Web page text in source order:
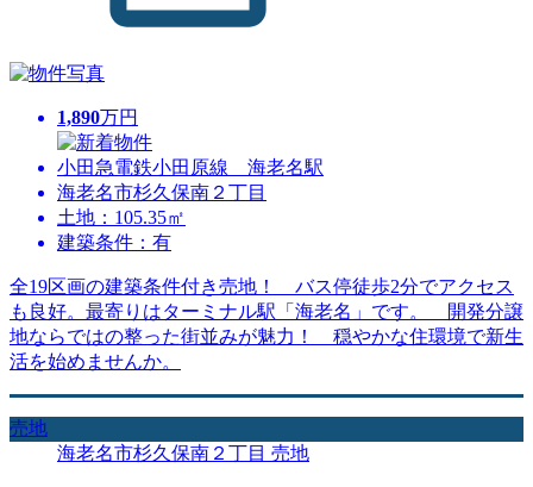
1,890万円
小田急電鉄小田原線 海老名駅
海老名市杉久保南２丁目
土地：105.35㎡
建築条件：有
全19区画の建築条件付き売地！ バス停徒歩2分でアクセス
も良好。最寄りはターミナル駅「海老名」です。 開発分譲
地ならではの整った街並みが魅力！ 穏やかな住環境で新生
活を始めませんか。
売地
海老名市杉久保南２丁目 売地